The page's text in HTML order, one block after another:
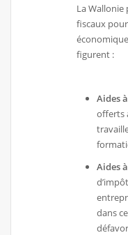
La
fiscaux
figurent :
Aides
offerts
Aides
dans